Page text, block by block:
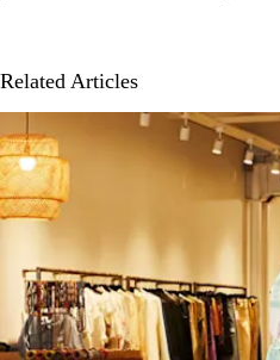
Related Articles